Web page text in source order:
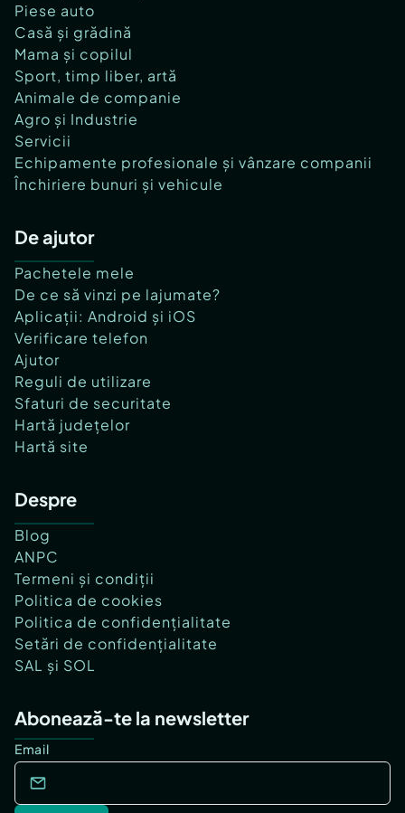
Piese auto
Casă și grădină
Mama și copilul
Sport, timp liber, artă
Animale de companie
Agro și Industrie
Servicii
Echipamente profesionale și vânzare companii
Închiriere bunuri și vehicule
De ajutor
Pachetele mele
De ce să vinzi pe lajumate?
Aplicații: Android și iOS
Verificare telefon
Ajutor
Reguli de utilizare
Sfaturi de securitate
Hartă județelor
Hartă site
Despre
Blog
ANPC
Termeni și condiții
Politica de cookies
Politica de confidențialitate
Setări de confidențialitate
SAL și SOL
Abonează-te la newsletter
Email